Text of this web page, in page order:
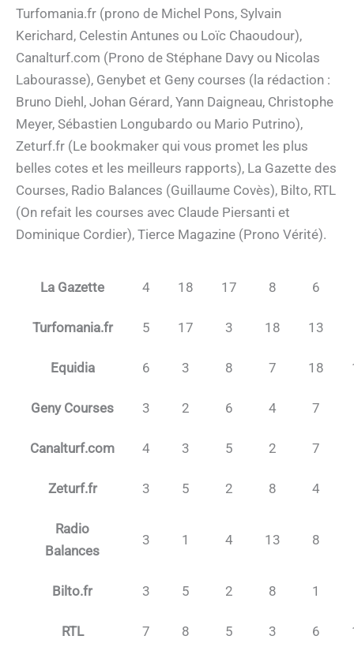
Turfomania.fr (prono de Michel Pons, Sylvain
Kerichard, Celestin Antunes ou Loïc Chaoudour),
Canalturf.com (Prono de Stéphane Davy ou Nicolas
Labourasse), Genybet et Geny courses (la rédaction :
Bruno Diehl, Johan Gérard, Yann Daigneau, Christophe
Meyer, Sébastien Longubardo ou Mario Putrino),
Zeturf.fr (Le bookmaker qui vous promet les plus
belles cotes et les meilleurs rapports), La Gazette des
Courses, Radio Balances (Guillaume Covès), Bilto, RTL
(On refait les courses avec Claude Piersanti et
Dominique Cordier), Tierce Magazine (Prono Vérité).
La Gazette 4 18 17 8 6
Turfomania.fr 5 17 3 18 13
Equidia 6 3 8 7 18
Geny Courses 3 2 6 4 7
Canalturf.com 4 3 5 2 7
Zeturf.fr 3 5 2 8 4
Radio
Balances
3 1 4 13 8
Bilto.fr 3 5 2 8 1
RTL 7 8 5 3 6